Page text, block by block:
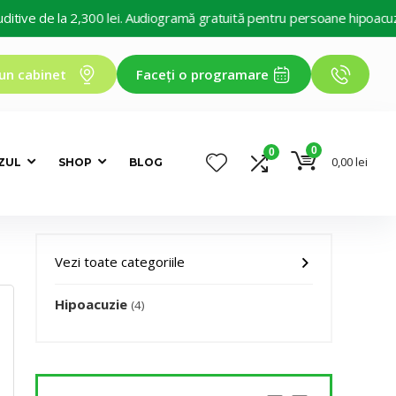
la 2,300 lei. Audiogramă gratuită pentru persoane hipoacuzice.
cabinet Faceți o programare
SHOP BLOG
0 0
0,00lei
Vezi toate categoriile
Hipoacuzie (4)